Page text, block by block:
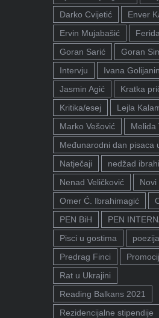
Darko Cvijetić
Enver
Ervin Mujabašić
Goran Sarić
Goran
Intervju
Ivana Golijanin
Jasmin Agić
Kratka
Kritika/esej
Lejla
Marko Vešović
Melida
Međunarodni dan pisaca
Natječaji
nedžad
Nenad Veličković
Novi
Omer Ć. Ibrahimagić
PEN BiH
PEN
Pisci u gostima
poezija
Predrag Finci
Rat u Ukrajini
Reading Balkans 2021
Rezidencijalne stipendije